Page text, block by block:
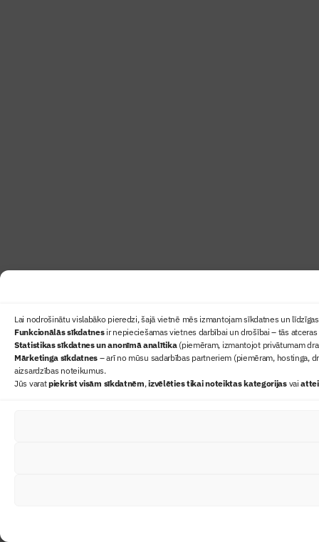
Lai nodrošinātu vislabāko pieredzi, šajā vietnē mēs izmantojam sīkdatnes un
Funkcionālās sīkdatnesir nepieciešamas vietnes darbībai un drošībai – tās
Statistikas sīkdatnes un anonīmā analītika(piemēram, izmantojot privātumam
Mārketinga sīkdatnes – arī no mūsu sadarbības partneriem (piemēram, hostinga,
aizsardzības noteikumus.
Jūs varatpiekrist visām sīkdatnēm,izvēlēties tikai noteiktas kategorijasvai